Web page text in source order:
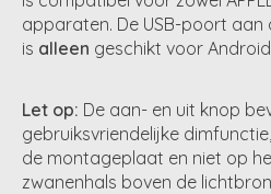
apparaten. De USB-poort aan
is alleen geschikt voor
Let op: De aan- en uit knop
gebruiksvriendelijke
de montageplaat en niet op
zwanenhals boven de